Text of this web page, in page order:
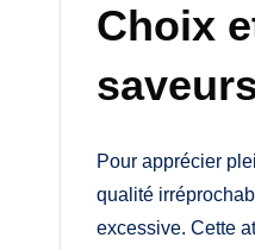
Choix
Pour apprécier
qualité
excessive. Cette